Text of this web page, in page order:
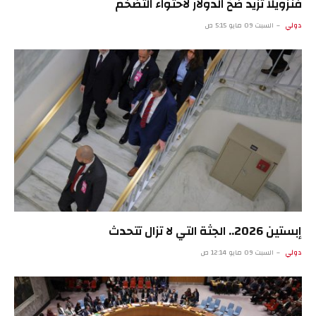
دولي السبت 09 مايو 5:15 ص
إبستين 2026.. الجثة التي لا تزال تتحدث
دولي السبت 09 مايو 12:14 ص